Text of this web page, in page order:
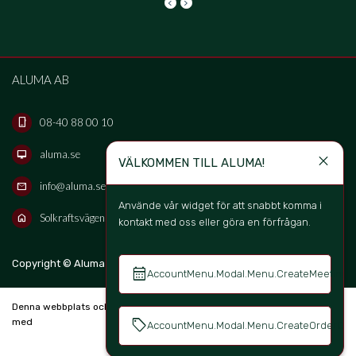
VÄLKOMMEN TILL ALUMA! close
Använde vår widget för att snabbt komma i
kontakt med oss eller göra en förfrågan.
calendar_monthAccountMenu.Modal.Menu.CreateMeeting
sell
keyboard_arrow_left keyboard_arrow_right
ALUMA AB
phone_iphone 08-40 88 00 10
desktop_mac aluma.se
mail info@aluma.se
home Solkraftsvägen 16B, 135 70 Stockholm, Sweden
Copyright © Aluma Sverige AB 2026 keyboard_arrow_up
Denna webbplats och bokningssystem är skapad
med